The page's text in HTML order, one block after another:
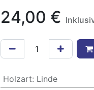
24,00 €
Holzart: Linde